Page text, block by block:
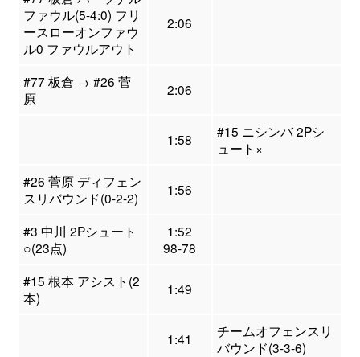
ファウル(5-4:0) フリ
ースローオンファウ
ル0 ファウルアウト
2:06
#77 板倉 → #26 菅
原
2:06
1:58
#15 ニシンバ 2Pシ
ュート×
#26 菅原 ディフェン
スリバウンド(0-2-2)
1:56
#3 中川 2Pシュート
○(23点)
1:52
98-78
#15 根本 アシスト(2
本)
1:49
1:41
チームオフェンスリ
バウンド(3-3-6)